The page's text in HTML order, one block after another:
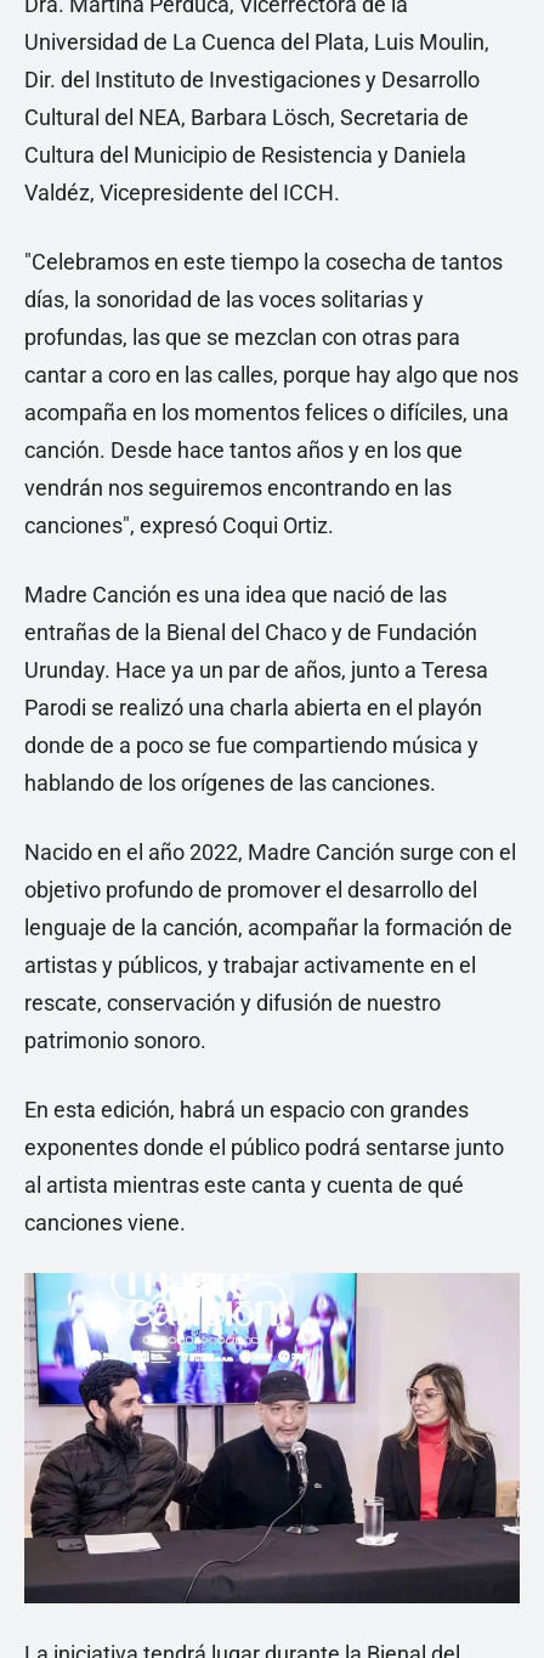
Universidad de La Cuenca del Plata, Luis Moulin,
Dir. del Instituto de Investigaciones y Desarrollo
Cultural del NEA, Barbara Lösch, Secretaria de
Cultura del Municipio de Resistencia y Daniela
Valdéz, Vicepresidente del ICCH.
"Celebramos en este tiempo la cosecha de tantos
días, la sonoridad de las voces solitarias y
profundas, las que se mezclan con otras para
cantar a coro en las calles, porque hay algo que nos
acompaña en los momentos felices o difíciles, una
canción. Desde hace tantos años y en los que
vendrán nos seguiremos encontrando en las
canciones", expresó Coqui Ortiz.
Madre Canción es una idea que nació de las
entrañas de la Bienal del Chaco y de Fundación
Urunday. Hace ya un par de años, junto a Teresa
Parodi se realizó una charla abierta en el playón
donde de a poco se fue compartiendo música y
hablando de los orígenes de las canciones.
Nacido en el año 2022, Madre Canción surge con el
objetivo profundo de promover el desarrollo del
lenguaje de la canción, acompañar la formación de
artistas y públicos, y trabajar activamente en el
rescate, conservación y difusión de nuestro
patrimonio sonoro.
En esta edición, habrá un espacio con grandes
exponentes donde el público podrá sentarse junto
al artista mientras este canta y cuenta de qué
canciones viene.